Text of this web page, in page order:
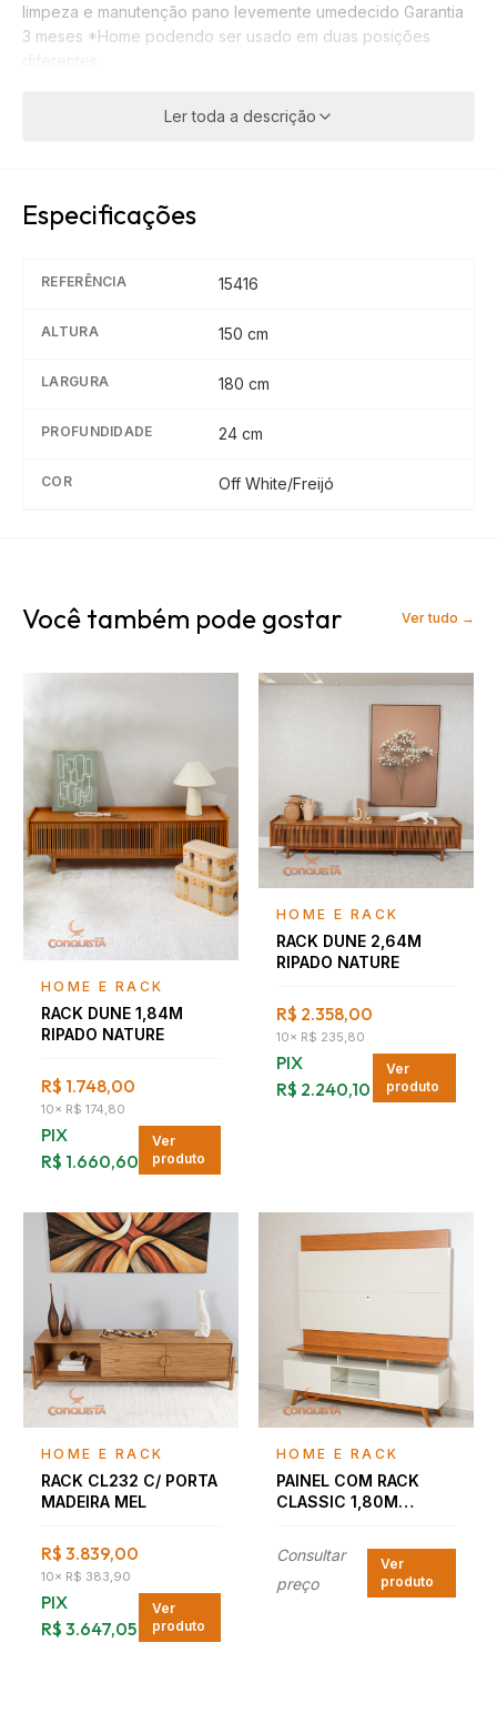
limpeza e manutenção pano levemente umedecido Garantia
3 meses *Home podendo ser usado em duas posições
Ler toda a descrição
Especificações
REFERÊNCIA 15416
ALTURA 150 cm
LARGURA 180 cm
PROFUNDIDADE 24 cm
COR Off White/Freijó
Você também pode gostar Ver tudo →
Falar com consultor
HOME E RACK
RACK DUNE 1,84M
RIPADO NATURE
R$ 1.748,00
10× R$ 174,80
PIX
R$ 1.660,60
Ver
produto
Falar com consultor
HOME E RACK
RACK DUNE 2,64M
RIPADO NATURE
R$ 2.358,00
10× R$ 235,80
PIX
R$ 2.240,10
Ver
produto
Falar com consultor
HOME E RACK
RACK CL232 C/ PORTA
MADEIRA MEL
R$ 3.839,00
10× R$ 383,90
PIX
R$ 3.647,05
Ver
produto
Falar com consultor
HOME E RACK
PAINEL COM RACK
CLASSIC 1,80M
Consultar
preço
Ver
produto